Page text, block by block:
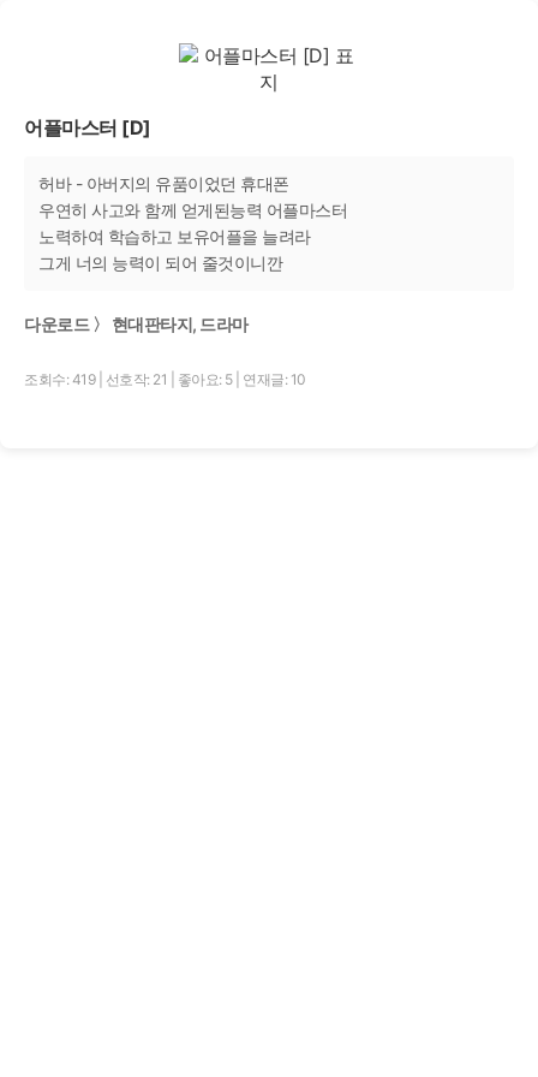
어플마스터 [D]
허바 - 아버지의 유품이었던 휴대폰
우연히 사고와 함께 얻게된능력 어플마스터
노력하여 학습하고 보유어플을 늘려라
그게 너의 능력이 되어 줄것이니깐
다운로드 〉 현대판타지, 드라마
조회수: 419 선호작: 21 좋아요: 5 연재글: 10